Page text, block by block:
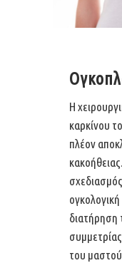
Η
καρκίνου
πλέον
διατήρηση
του